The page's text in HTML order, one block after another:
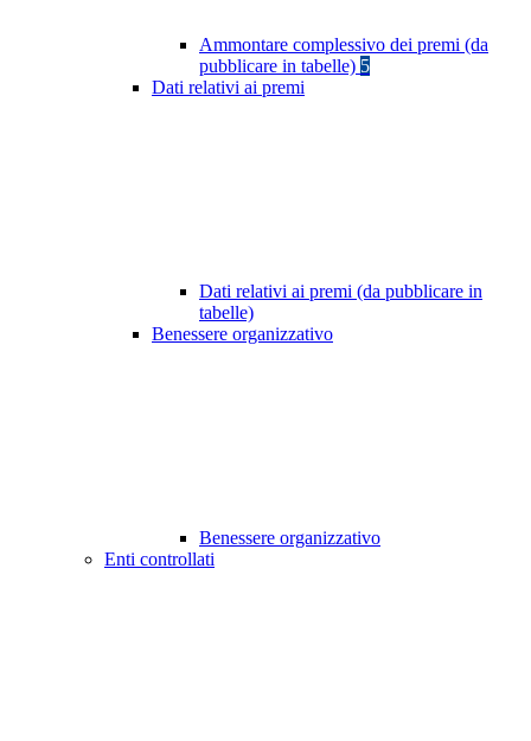
Ammontare complessivo dei premi (da
pubblicare in tabelle) 5
Dati relativi ai premi
Dati relativi ai premi (da pubblicare in
tabelle)
Benessere organizzativo
Benessere organizzativo
Enti controllati